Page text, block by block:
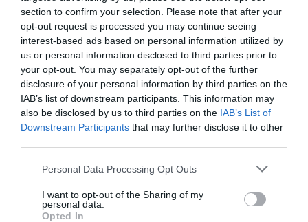
section to confirm your selection. Please note that after your
opt-out request is processed you may continue seeing
interest-based ads based on personal information utilized by
us or personal information disclosed to third parties prior to
your opt-out. You may separately opt-out of the further
disclosure of your personal information by third parties on the
IAB’s list of downstream participants. This information may
also be disclosed by us to third parties on the IAB’s List of
Downstream Participants that may further disclose it to other
Personal Data Processing Opt Outs
I want to opt-out of the Sharing of my
personal data.
Opted In